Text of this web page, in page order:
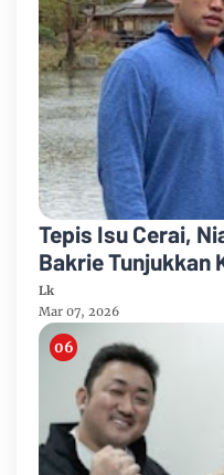
Tepis Isu Cerai,
Bakrie Tunjukkan
Minta Hoaks
Lk
Mar 07, 2026